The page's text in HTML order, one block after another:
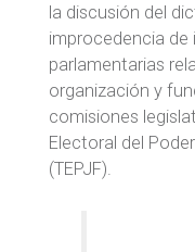
la discusión del
improcedencia de
parlamentarias
organización y
comisiones
Electoral del
(TEPJF).